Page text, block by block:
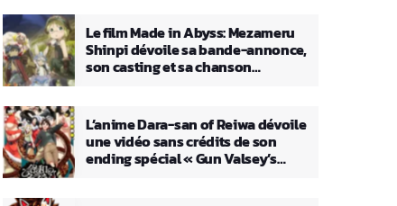
Le film Made in Abyss: Mezameru
Shinpi dévoile sa bande-annonce,
son casting et sa chanson
L’anime Dara-san of Reiwa dévoile
une vidéo sans crédits de son
ending spécial « Gun Valsey’s